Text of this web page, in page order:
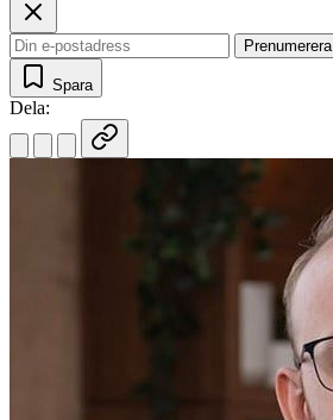
Prenumerera
Spara
Dela: